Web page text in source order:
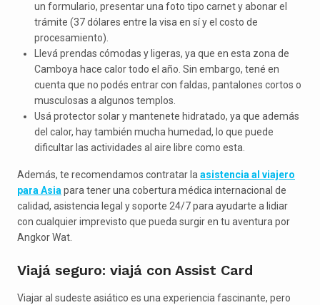
un formulario, presentar una foto tipo carnet y abonar el
trámite (37 dólares entre la visa en sí y el costo de
procesamiento).
Llevá prendas cómodas y ligeras, ya que en esta zona de
Camboya hace calor todo el año. Sin embargo, tené en
cuenta que no podés entrar con faldas, pantalones cortos o
musculosas a algunos templos.
Usá protector solar y mantenete hidratado, ya que además
del calor, hay también mucha humedad, lo que puede
dificultar las actividades al aire libre como esta.
Además, te recomendamos contratar laasistencia al viajero
para Asiapara tener una cobertura médica internacional de
calidad, asistencia legal y soporte 24/7 para ayudarte a lidiar
con cualquier imprevisto que pueda surgir en tu aventura por
Angkor Wat.
Viajá seguro: viajá con Assist Card
Viajar al sudeste asiático es una experiencia fascinante, pero